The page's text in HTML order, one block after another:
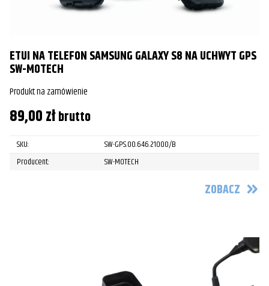
ETUI NA TELEFON SAMSUNG GALAXY S8 NA UCHWYT GPS
SW-MOTECH
Produkt na zamówienie
89,00złbrutto
SKU:
SW-GPS.00.646.21000/B
Producent:
SW-MOTECH
ZOBACZ